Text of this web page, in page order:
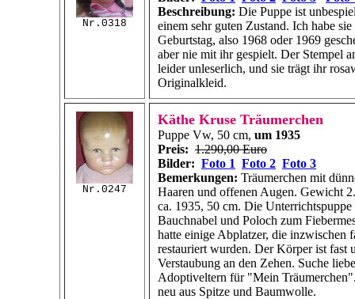
Nr.0318
Beschreibung: Die Puppe ist
einem sehr guten Zustand. Ich habe
Geburtstag, also 1968 oder 1969
aber nie mit ihr gespielt. Der Stempel
leider unleserlich, und sie trägt ihr
Originalkleid.
Nr.0247
Käthe Kruse Träumerchen
Puppe Vw, 50 cm, um 1935
Preis: 1.290,00 Euro
Bilder: Foto 1 Foto 2 Foto 3
Bemerkungen: Träumerchen mit
Haaren und offenen Augen. Gewicht
ca. 1935, 50 cm. Die Unterrichtspuppe
Bauchnabel und Poloch zum
hatte einige Abplatzer, die inzwischen
restauriert wurden. Der Körper ist fast
Verstaubung an den Zehen. Suche
Adoptiveltern für "Mein
neu aus Spitze und Baumwolle.